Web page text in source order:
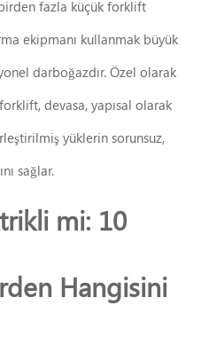
fazla küçük forklift
ekipmanı kullanmak büyük
darboğazdır. Özel olarak
devasa, yapısal olarak
yüklerin sorunsuz,
sağlar.
mi: 10
Hangisini